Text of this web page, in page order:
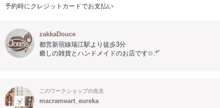
予約時にクレジットカードでお支払い
zakkaDouce
都営新宿線瑞江駅より徒歩3分
癒しの雑貨とハンドメイドのお店です✩.*˚
このワークショップの先生
macrameart_eureka